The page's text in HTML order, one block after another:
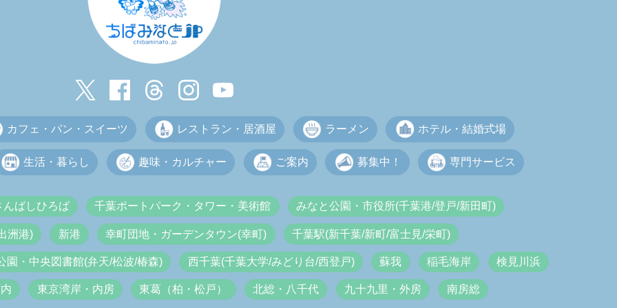
カフェ・パン・スイーツ レストラン・居酒屋 ラーメン ホテル・結婚式場
生活・暮らし 趣味・カルチャー ご案内 募集中！ 専門サービス
ばしひろば 千葉ポートパーク・タワー・美術館 みなと公園・市役所(千葉港/登戸/新田町)
洲港) 新港 幸町団地・ガーデンタウン(幸町) 千葉駅(新千葉/新町/富士見/栄町)
園・中央図書館(弁天/松波/椿森) 西千葉(千葉大学/みどり台/西登戸) 蘇我 稲毛海岸 検見川浜
東京湾岸・内房 東葛（柏・松戸） 北総・八千代 九十九里・外房 南房総